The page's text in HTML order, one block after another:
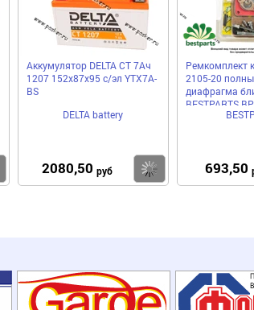
Купить
Аккумулятор DELTA CT 7Ач
1207 152х87х95 с/эл YTX7A-
BS
DELTA battery
2080,50 руб Купить
Ремкомплект
2105-20
диафрагма
BESTPARTS
693,50